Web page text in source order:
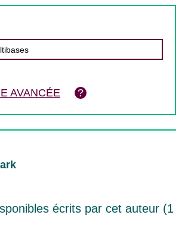
AVANCÉE
écrits par cet auteur (1